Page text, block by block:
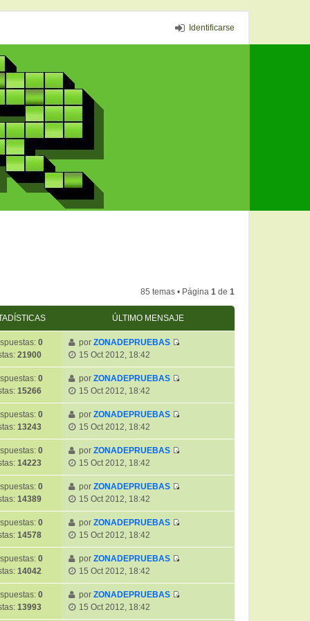
Identificarse
85 temas • Página 1 de 1
ÚLTIMO MENSAJE
0
21900
porZONADEPRUEBAS
l
m
e
a
15 Oct 2012, 18:42
0
15266
porZONADEPRUEBAS
l
m
e
a
15 Oct 2012, 18:42
0
13243
porZONADEPRUEBAS
l
m
e
a
15 Oct 2012, 18:42
0
14223
porZONADEPRUEBAS
l
m
e
15 Oct 2012, 18:42
0
14389
porZONADEPRUEBAS
l
m
15 Oct 2012, 18:42
0
14578
porZONADEPRUEBAS
l
m
15 Oct 2012, 18:42
0
14042
porZONADEPRUEBAS
l
15 Oct 2012, 18:42
0
13993
porZONADEPRUEBAS
15 Oct 2012, 18:42